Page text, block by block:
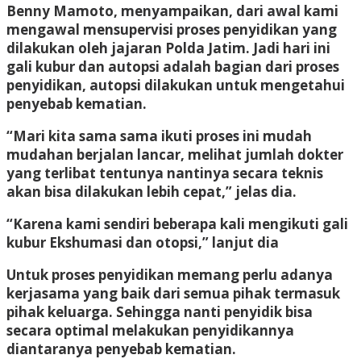
Benny Mamoto, menyampaikan, dari awal kami
mengawal mensupervisi proses penyidikan yang
dilakukan oleh jajaran Polda Jatim. Jadi hari ini
gali kubur dan autopsi adalah bagian dari proses
penyidikan, autopsi dilakukan untuk mengetahui
penyebab kematian.
“Mari kita sama sama ikuti proses ini mudah
mudahan berjalan lancar, melihat jumlah dokter
yang terlibat tentunya nantinya secara teknis
akan bisa dilakukan lebih cepat,” jelas dia.
“Karena kami sendiri beberapa kali mengikuti gali
kubur Ekshumasi dan otopsi,” lanjut dia
Untuk proses penyidikan memang perlu adanya
kerjasama yang baik dari semua pihak termasuk
pihak keluarga. Sehingga nanti penyidik bisa
secara optimal melakukan penyidikannya
diantaranya penyebab kematian.